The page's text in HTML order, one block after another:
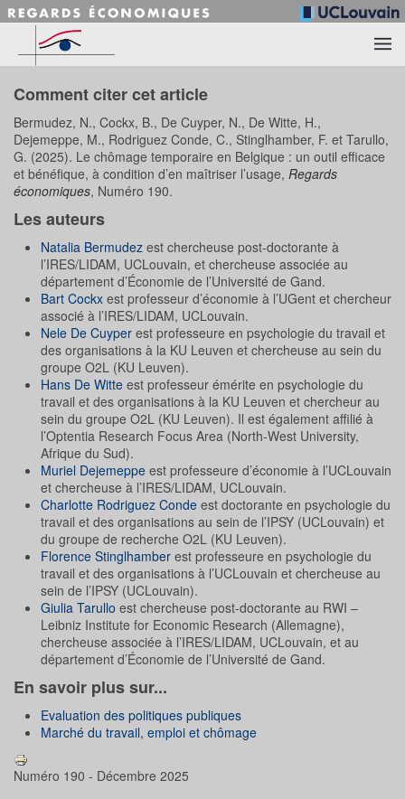
Accéder au contenu principal
Comment citer cet article
Bermudez, N., Cockx, B., De Cuyper, N., De Witte, H.,
Dejemeppe, M., Rodriguez Conde, C., Stinglhamber, F. et Tarullo,
G. (2025). Le chômage temporaire en Belgique : un outil efficace
et bénéfique, à condition d’en maîtriser l’usage, Regards
économiques, Numéro 190.
Les auteurs
Natalia Bermudez est chercheuse post-doctorante à
l’IRES/LIDAM, UCLouvain, et chercheuse associée au
département d’Économie de l’Université de Gand.
Bart Cockx est professeur d’économie à l’UGent et chercheur
associé à l’IRES/LIDAM, UCLouvain.
Nele De Cuyper est professeure en psychologie du travail et
des organisations à la KU Leuven et chercheuse au sein du
groupe O2L (KU Leuven).
Hans De Witte est professeur émérite en psychologie du
travail et des organisations à la KU Leuven et chercheur au
sein du groupe O2L (KU Leuven). Il est également affilié à
l’Optentia Research Focus Area (North-West University,
Afrique du Sud).
Muriel Dejemeppe est professeure d’économie à l’UCLouvain
et chercheuse à l’IRES/LIDAM, UCLouvain.
Charlotte Rodriguez Conde est doctorante en psychologie du
travail et des organisations au sein de l’IPSY (UCLouvain) et
du groupe de recherche O2L (KU Leuven).
Florence Stinglhamber est professeure en psychologie du
travail et des organisations à l’UCLouvain et chercheuse au
sein de l’IPSY (UCLouvain).
Giulia Tarullo est chercheuse post-doctorante au RWI –
Leibniz Institute for Economic Research (Allemagne),
chercheuse associée à l’IRES/LIDAM, UCLouvain, et au
département d’Économie de l’Université de Gand.
En savoir plus sur...
Evaluation des politiques publiques
Marché du travail, emploi et chômage
Numéro 190 - Décembre 2025